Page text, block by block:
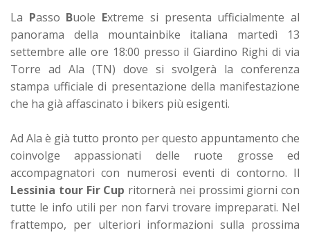
La Passo Buole Extreme si presenta ufficialmente al
panorama della mountainbike italiana martedì 13
settembre alle ore 18:00 presso il Giardino Righi di via
Torre ad Ala (TN) dove si svolgerà la conferenza
stampa ufficiale di presentazione della manifestazione
che ha già affascinato i bikers più esigenti.
Ad Ala è già tutto pronto per questo appuntamento che
coinvolge appassionati delle ruote grosse ed
accompagnatori con numerosi eventi di contorno. Il
Lessinia tour Fir Cup ritornerà nei prossimi giorni con
tutte le info utili per non farvi trovare impreparati. Nel
frattempo, per ulteriori informazioni sulla prossima